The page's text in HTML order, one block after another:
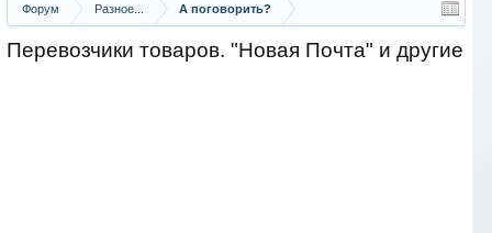
Форум Разное... А поговорить?
Перевозчики товаров. "Новая Почта" и другие